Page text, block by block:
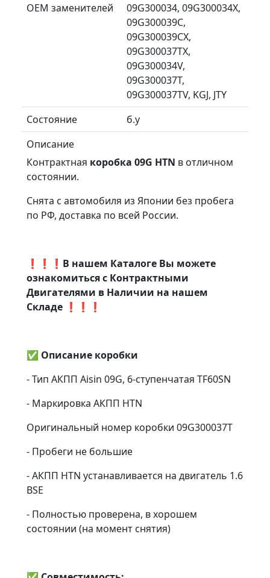
ОЕМ заменителей
09G300034, 09G300034X,
09G300039C,
09G300039CX,
09G300037TX,
09G300034V,
09G300037T,
09G300037TV, KGJ, JTY
Состояние
б.у
Описание
Контрактная коробка 09G HTN в отличном
состоянии.
Снята с автомобиля из Японии без пробега
по РФ, доставка по всей России.
❗❗❗В нашем Каталоге Вы можете
ознакомиться с Контрактными
Двигателями в Наличии на нашем
Складе ❗❗❗
✅ Описание коробки
- Тип АКПП Aisin 09G, 6-ступенчатая TF60SN
- Маркировка АКПП HTN
Оригинальный номер коробки 09G300037T
- Пробеги не большие
- АКПП HTN устанавливается на двигатель 1.6
BSE
- Полностью проверена, в хорошем
состоянии (на момент снятия)